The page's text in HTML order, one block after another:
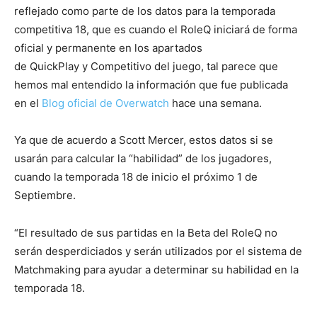
reflejado como parte de los datos para la temporada
competitiva 18, que es cuando el RoleQ iniciará de forma
oficial y permanente en los apartados
de QuickPlay y Competitivo del juego, tal parece que
hemos mal entendido la información que fue publicada
en el Blog oficial de Overwatch hace una semana.
Ya que de acuerdo a Scott Mercer, estos datos si se
usarán para calcular la “habilidad” de los jugadores,
cuando la temporada 18 de inicio el próximo 1 de
Septiembre.
“El resultado de sus partidas en la Beta del RoleQ no
serán desperdiciados y serán utilizados por el sistema de
Matchmaking para ayudar a determinar su habilidad en la
temporada 18.